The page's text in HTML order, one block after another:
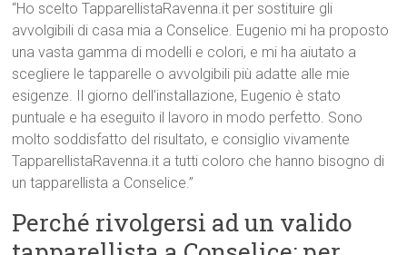
“Ho scelto TapparellistaRavenna.it per sostituire gli
avvolgibili di casa mia a Conselice. Eugenio mi ha proposto
una vasta gamma di modelli e colori, e mi ha aiutato a
scegliere le tapparelle o avvolgibili più adatte alle mie
esigenze. Il giorno dell’installazione, Eugenio è stato
puntuale e ha eseguito il lavoro in modo perfetto. Sono
molto soddisfatto del risultato, e consiglio vivamente
TapparellistaRavenna.it a tutti coloro che hanno bisogno di
un tapparellista a Conselice.”
Perché rivolgersi ad un valido